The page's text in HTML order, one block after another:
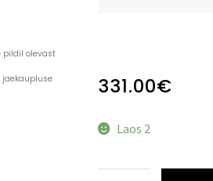
pildil olevast
331.00€
Laos 2